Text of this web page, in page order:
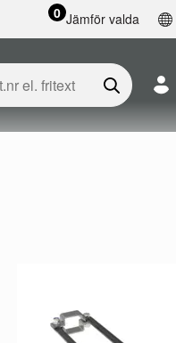
0 Jämför valda